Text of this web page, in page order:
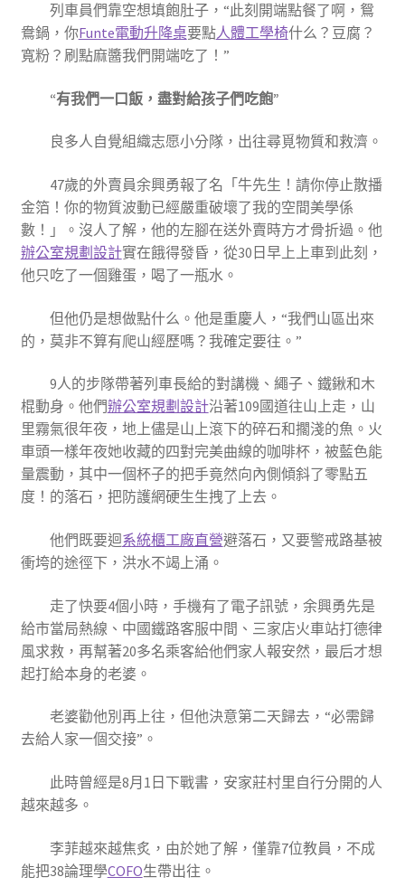
列車員們靠空想填飽肚子，“此刻開端點餐了啊，鴛
鴦鍋，你Funte電動升降桌要點人體工學椅什么？豆腐？
寬粉？刷點麻醬我們開端吃了！”
“有我們一口飯，盡對給孩子們吃飽”
良多人自覺組織志愿小分隊，出往尋覓物質和救濟。
47歲的外賣員余興勇報了名「牛先生！請你停止散播
金箔！你的物質波動已經嚴重破壞了我的空間美學係
數！」。沒人了解，他的左腳在送外賣時方才骨折過。他
辦公室規劃設計實在餓得發昏，從30日早上上車到此刻，
他只吃了一個雞蛋，喝了一瓶水。
但他仍是想做點什么。他是重慶人，“我們山區出來
的，莫非不算有爬山經歷嗎？我確定要往。”
9人的步隊帶著列車長給的對講機、繩子、鐵鍬和木
棍動身。他們辦公室規劃設計沿著109國道往山上走，山
里霧氣很年夜，地上儘是山上滾下的碎石和擱淺的魚。火
車頭一樣年夜她收藏的四對完美曲線的咖啡杯，被藍色能
量震動，其中一個杯子的把手竟然向內側傾斜了零點五
度！的落石，把防護網硬生生拽了上去。
他們既要迴系統櫃工廠直營避落石，又要警戒路基被
衝垮的途徑下，洪水不竭上涌。
走了快要4個小時，手機有了電子訊號，余興勇先是
給市當局熱線、中國鐵路客服中間、三家店火車站打德律
風求救，再幫著20多名乘客給他們家人報安然，最后才想
起打給本身的老婆。
老婆勸他別再上往，但他決意第二天歸去，“必需歸
去給人家一個交接”。
此時曾經是8月1日下戰書，安家莊村里自行分開的人
越來越多。
李菲越來越焦炙，由於她了解，僅靠7位教員，不成
能把38論理學COFO生帶出往。